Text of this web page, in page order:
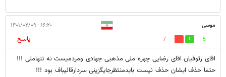
موسی ۱۶:۲۰ - ۱۴۰۱/۰۲/۰۹
5
7
پاسخ
اقای رئوفیان اقای رضایی چهره ملی مذهبی جهادی ومردمیست نه تنهاملی !!!
حتما حذف ایشان حذف نیست بایدمنتظرجایگزینی سردارقالیباف بود !!!